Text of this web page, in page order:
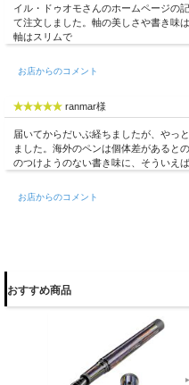
イル・ドゥオモさんのホームページの
て注文しました。軸の美しさや書き味
軸はスリムで
お店からのコメント
ranmar様
届いてからだいぶ経ちましたが、やっ
ました。海外のペンは個体差があると
のつけようのない書き味に、そういえ
お店からのコメント
おすすめ商品